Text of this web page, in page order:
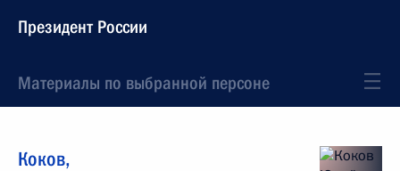
Президент России
Материалы по выбранной персоне
Коков,